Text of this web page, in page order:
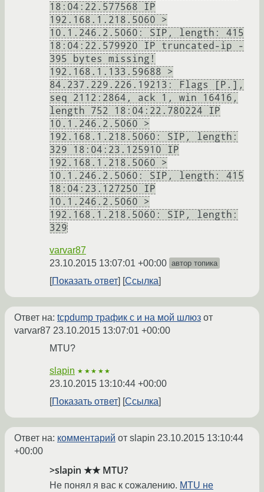
18:04:22.577568 IP
192.168.1.218.5060 >
10.1.246.2.5060: SIP, length: 415
18:04:22.579920 IP truncated-ip -
395 bytes missing!
192.168.1.133.59688 >
84.237.229.226.19213: Flags [P.],
seq 2112:2864, ack 1, win 16416,
length 752 18:04:22.780224 IP
10.1.246.2.5060 >
192.168.1.218.5060: SIP, length:
329 18:04:23.125910 IP
192.168.1.218.5060 >
10.1.246.2.5060: SIP, length: 415
18:04:23.127250 IP
10.1.246.2.5060 >
192.168.1.218.5060: SIP, length:
329
varvar87
23.10.2015 13:07:01 +00:00 автор топика
Показать ответ Ссылка
Ответ на: tcpdump трафик с и на мой шлюз от
varvar87 23.10.2015 13:07:01 +00:00
MTU?
slapin ★★★★★
23.10.2015 13:10:44 +00:00
Показать ответ
Ссылка
Ответ на: комментарий от slapin 23.10.2015 13:10:44
+00:00
>slapin ★★ MTU?
Не понял я вас к сожалению. MTU не